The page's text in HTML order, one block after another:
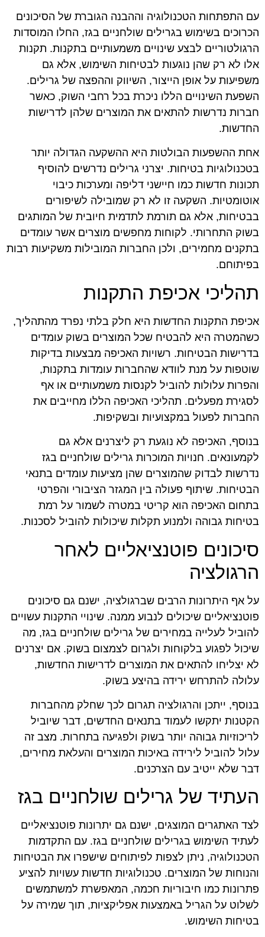
עם התפתחות הטכנולוגיה וההבנה הגוברת של הסיכונים
הכרוכים בשימוש בגרילים שולחניים בגז, החלו המוסדות
הרגולטוריים לבצע שינויים משמעותיים בתקנות. תקנות
אלו לא רק שהן נוגעות לבטיחות השימוש, אלא גם
משפיעות על אופן הייצור, השיווק וההפצה של גרילים.
השפעת השינויים הללו ניכרת בכל רחבי השוק, כאשר
חברות נדרשות להתאים את המוצרים שלהן לדרישות
החדשות.
אחת ההשפעות הבולטות היא ההשקעה הגדולה יותר
בטכנולוגיות בטיחות. יצרני גרילים נדרשים להוסיף
תכונות חדשות כמו חיישני דליפה ומערכות כיבוי
אוטומטיות. השקעה זו לא רק שמובילה לשיפורים
בבטיחות, אלא גם תורמת לתדמית חיובית של המותגים
בשוק התחרותי. לקוחות מחפשים מוצרים אשר עומדים
בתקנים מחמירים, ולכן החברות המובילות משקיעות רבות
בפיתוחם.
תהליכי אכיפת התקנות
אכיפת התקנות החדשות היא חלק בלתי נפרד מהתהליך,
כשהמטרה היא להבטיח שכל המוצרים בשוק עומדים
בדרישות הבטיחות. רשויות האכיפה מבצעות בדיקות
שוטפות על מנת לוודא שהחברות עומדות בתקנות,
והפרות עלולות להוביל לקנסות משמעותיים או אף
לסגירת מפעלים. תהליכי האכיפה הללו מחייבים את
החברות לפעול במקצועיות ובשקיפות.
בנוסף, האכיפה לא נוגעת רק ליצרנים אלא גם
לקמעונאים. חנויות המוכרות גרילים שולחניים בגז
נדרשות לבדוק שהמוצרים שהן מציעות עומדים בתנאי
הבטיחות. שיתוף פעולה בין המגזר הציבורי והפרטי
בתחום האכיפה הוא קריטי במטרה לשמור על רמת
בטיחות גבוהה ולמנוע תקלות שיכולות להוביל לסכנות.
סיכונים פוטנציאליים לאחר
הרגולציה
על אף היתרונות הרבים שברגולציה, ישנם גם סיכונים
פוטנציאליים שיכולים לנבוע ממנה. שינויי התקנות עשויים
להוביל לעלייה במחירים של גרילים שולחניים בגז, מה
שיכול לפגוע בלקוחות ולגרום לצמצום בשוק. אם יצרנים
לא יצליחו להתאים את המוצרים לדרישות החדשות,
עלולה להתרחש ירידה בהיצע בשוק.
בנוסף, ייתכן והרגולציה תגרום לכך שחלק מהחברות
הקטנות יתקשו לעמוד בתנאים החדשים, דבר שיוביל
לריכוזיות גבוהה יותר בשוק ולפגיעה בתחרות. מצב זה
עלול להוביל לירידה באיכות המוצרים והעלאת מחירים,
דבר שלא ייטיב עם הצרכנים.
העתיד של גרילים שולחניים בגז
לצד האתגרים המוצגים, ישנם גם יתרונות פוטנציאליים
לעתיד השימוש בגרילים שולחניים בגז. עם התקדמות
הטכנולוגיה, ניתן לצפות לפיתוחים שישפרו את הבטיחות
והנוחות של המוצרים. טכנולוגיות חדשות עשויות להציע
פתרונות כמו חיבוריות חכמה, המאפשרת למשתמשים
לשלוט על הגריל באמצעות אפליקציות, תוך שמירה על
בטיחות השימוש.